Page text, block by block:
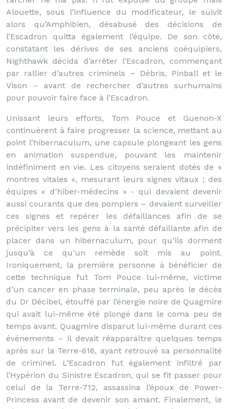
Alouette, sous l’influence du modificateur, le suivit
alors qu’Amphibien, désabusé des décisions de
l’Escadron quitta également l’équipe. De son côté,
constatant les dérives de ses anciens coéquipiers,
Nighthawk décida d’arrêter l’Escadron, commençant
par rallier d’autres criminels – Débris, Pinball et le
Vison – avant de rechercher d’autres surhumains
pour pouvoir faire face à l’Escadron.
Unissant leurs efforts, Tom Pouce et Guenon-X
continuèrent à faire progresser la science, mettant au
point l’hibernaculum, une capsule plongeant les gens
en animation suspendue, pouvant les maintenir
indéfiniment en vie. Les citoyens seraient dotés de «
montres vitales », mesurant leurs signes vitaux ; des
équipes « d’hiber-médecins » - qui devaient devenir
aussi courants que des pompiers – devaient surveiller
ces signes et repérer les défaillances afin de se
précipiter vers les gens à la santé défaillante afin de
placer dans un hibernaculum, pour qu’ils dorment
jusqu’à ce qu’un remède soit mis au point.
Ironiquement, la première personne à bénéficier de
cette technique fut Tom Pouce lui-même, victime
d’un cancer en phase terminale, peu après le décès
du Dr Décibel, étouffé par l’énergie noire de Quagmire
qui avait lui-même été plongé dans le coma peu de
temps avant. Quagmire disparut lui-même durant ces
événements – il devait réapparaître quelques temps
après sur la Terre-616, ayant retrouvé sa personnalité
de criminel. L’Escadron fut également infiltré par
l’Hypérion du Sinistre Escadron, qui se fit passer pour
celui de la Terre-712, assassina l’époux de Power-
Princess avant de devenir son amant. Finalement, le